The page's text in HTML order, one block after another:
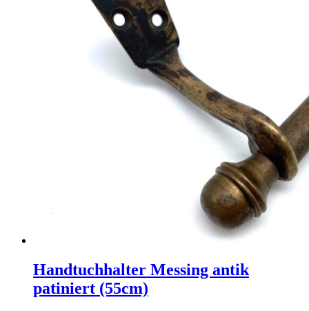
Handtuchhalter Messing antik
patiniert (55cm)